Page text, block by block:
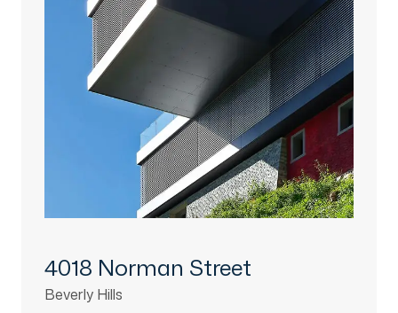
4018 Norman Street
Beverly Hills